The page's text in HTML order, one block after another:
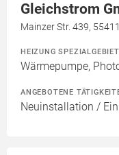
Gleichstrom
Mainzer Str. 439,
HEIZUNG
Wärmepumpe,
ANGEBOTENE
Neuinstallation /